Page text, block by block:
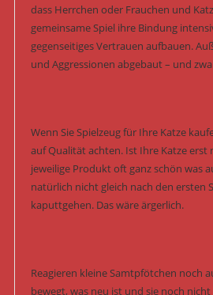
dass Herrchen oder Frauchen und
gemeinsame Spiel ihre Bindung
gegenseitiges Vertrauen aufbauen.
und Aggressionen abgebaut – und
Wenn Sie Spielzeug für Ihre Katze
auf Qualität achten. Ist Ihre Katze erst
jeweilige Produkt oft ganz schön was
natürlich nicht gleich nach den ersten
kaputtgehen. Das wäre ärgerlich.
Reagieren kleine Samtpfötchen noch
bewegt, was neu ist und sie noch